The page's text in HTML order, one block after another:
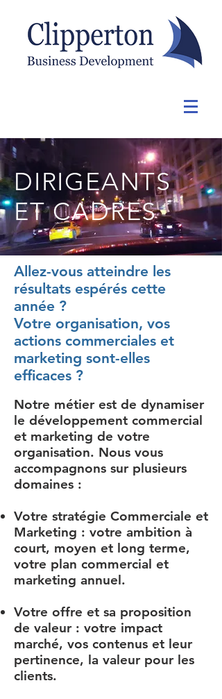
DIRIGEANTS
ET CADRES
Allez-vous atteindre les
résultats espérés cette
année ?
Votre organisation, vos
actions commerciales et
marketing sont-elles
efficaces ?
Notre métier est de dynamiser
le développement commercial
et marketing de votre
organisation. Nous vous
accompagnons sur plusieurs
domaines :
Votre stratégie Commerciale et
Marketing : votre ambition à
court, moyen et long terme,
votre plan commercial et
marketing annuel.
Votre offre et sa proposition
de valeur : votre impact
marché, vos contenus et leur
pertinence, la valeur pour les
clients.